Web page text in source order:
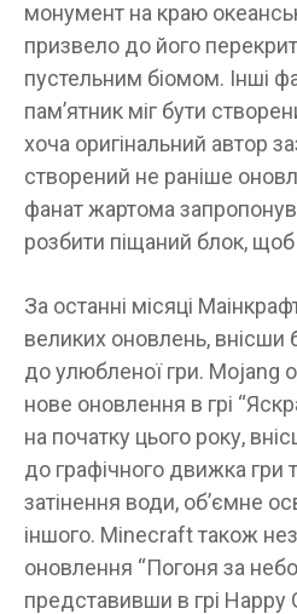
монумент на краю
призвело до його
пустельним біомом. Інші
пам’ятник міг бути
хоча оригінальний автор
створений не раніше
фанат жартома
розбити піщаний блок, щоб
За останні місяці
великих оновлень, внісши
до улюбленої гри. Mojang
нове оновлення в грі
на початку цього року,
до графічного движка
затінення води, об’ємне
іншого. Minecraft також
оновлення “Погоня за
представивши в грі Happy